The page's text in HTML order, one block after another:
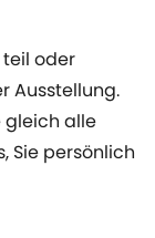
teil oder
Ausstellung.
gleich alle
Sie persönlich